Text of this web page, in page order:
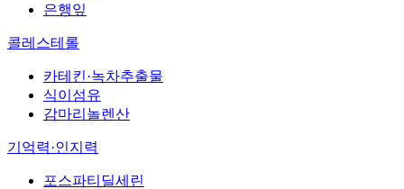
은행잎
콜레스테롤
카테킨·녹차추출물
식이섬유
감마리놀렌산
기억력·인지력
포스파티딜세린